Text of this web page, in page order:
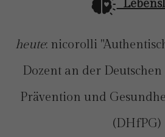
heute: nicorolli
Dozent an der
Prävention und
(DHfPG)